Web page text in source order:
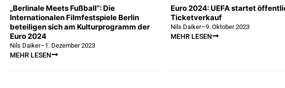
„Berlinale Meets Fußball“: Die
Internationalen Filmfestspiele Berlin
beteiligen sich am Kulturprogramm der
Euro 2024
Nils Daiker–1. Dezember 2023
MEHR LESEN
Euro 2024: UEFA startet
Ticketverkauf
Nils Daiker–9. Oktober 2023
MEHR LESEN